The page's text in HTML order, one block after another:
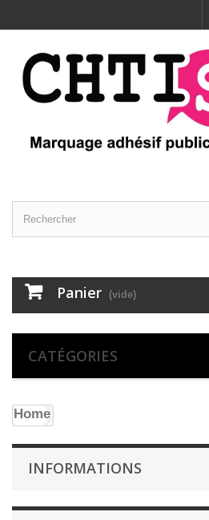
Panier (vide)
CATÉGORIES
Home
INFORMATIONS